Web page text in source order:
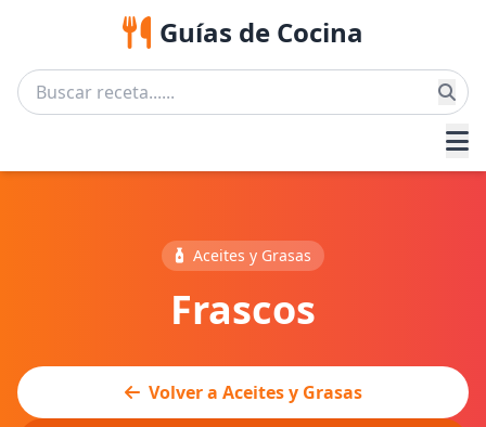
Guías de Cocina
Aceites y Grasas
Frascos
Volver a Aceites y Grasas